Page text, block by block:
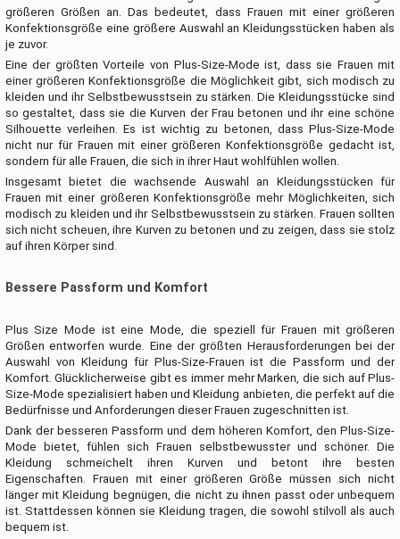
größeren Größen an. Das bedeutet, dass Frauen mit einer größeren
Konfektionsgröße eine größere Auswahl an Kleidungsstücken haben als
je zuvor.
Eine der größten Vorteile von Plus-Size-Mode ist, dass sie Frauen mit
einer größeren Konfektionsgröße die Möglichkeit gibt, sich modisch zu
kleiden und ihr Selbstbewusstsein zu stärken. Die Kleidungsstücke sind
so gestaltet, dass sie die Kurven der Frau betonen und ihr eine schöne
Silhouette verleihen. Es ist wichtig zu betonen, dass Plus-Size-Mode
nicht nur für Frauen mit einer größeren Konfektionsgröße gedacht ist,
sondern für alle Frauen, die sich in ihrer Haut wohlfühlen wollen.
Insgesamt bietet die wachsende Auswahl an Kleidungsstücken für
Frauen mit einer größeren Konfektionsgröße mehr Möglichkeiten, sich
modisch zu kleiden und ihr Selbstbewusstsein zu stärken. Frauen sollten
sich nicht scheuen, ihre Kurven zu betonen und zu zeigen, dass sie stolz
auf ihren Körper sind.
Bessere Passform und Komfort
Plus Size Mode ist eine Mode, die speziell für Frauen mit größeren
Größen entworfen wurde. Eine der größten Herausforderungen bei der
Auswahl von Kleidung für Plus-Size-Frauen ist die Passform und der
Komfort. Glücklicherweise gibt es immer mehr Marken, die sich auf Plus-
Size-Mode spezialisiert haben und Kleidung anbieten, die perfekt auf die
Bedürfnisse und Anforderungen dieser Frauen zugeschnitten ist.
Dank der besseren Passform und dem höheren Komfort, den Plus-Size-
Mode bietet, fühlen sich Frauen selbstbewusster und schöner. Die
Kleidung schmeichelt ihren Kurven und betont ihre besten
Eigenschaften. Frauen mit einer größeren Größe müssen sich nicht
länger mit Kleidung begnügen, die nicht zu ihnen passt oder unbequem
ist. Stattdessen können sie Kleidung tragen, die sowohl stilvoll als auch
bequem ist.